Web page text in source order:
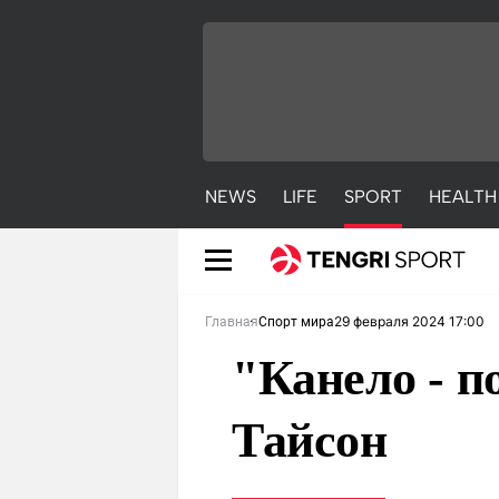
NEWS LIFE SPORT HEALTH
NEWS
ГлавнаяСпорт мира29 февраля 2024 17:00
"Канело -
Тайсон